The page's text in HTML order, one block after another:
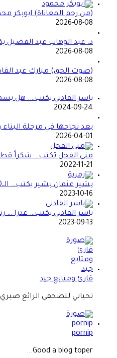
(من رحم المعاناة)
2026-08-08
د. عبد الوهاب عبد الفضيل
2026-08-08
(صوت الحق) مبارك عبد
2026-08-08
ياسر الفادني يكتب…. هل
2024-09-24
بعد نجاحها في مرحلة
2026-04-01
منى الفحل تكتب… شكراً
2022-11-21
بشير عثمان بشير يكتب… الــ50 بإحساس 30 !!
2023-10-16
ياسر الفادني يكتب… عذرا …
2023-09-13
قارئ ومتابع جيد
تحياتي للصحفي الرائع صبري
pornip
Good a blog toper...